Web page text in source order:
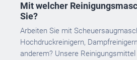
Mit welcher
Sie?
Arbeiten Sie mit
Hochdruckreinigern,
anderem? Unsere